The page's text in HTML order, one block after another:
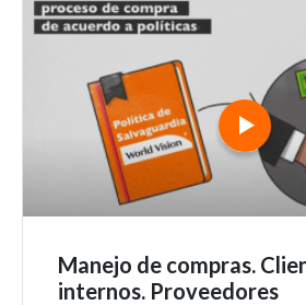
Manejo de compras.
internos. Proveedores